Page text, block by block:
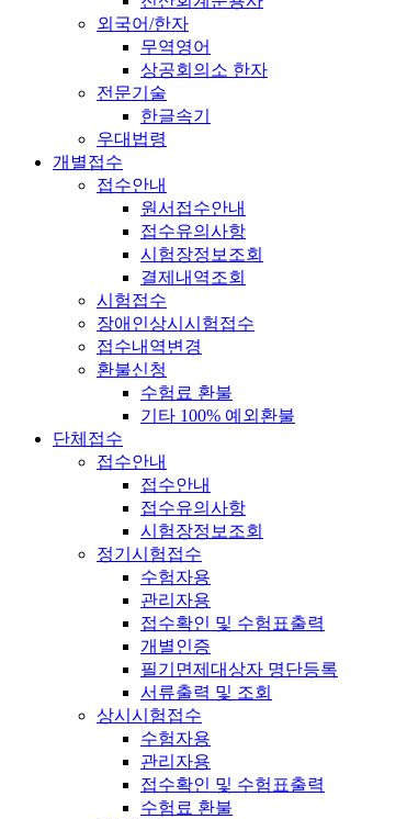
외국어/한자
무역영어
상공회의소 한자
전문기술
한글속기
우대법령
개별접수
접수안내
원서접수안내
접수유의사항
시험장정보조회
결제내역조회
시험접수
장애인상시시험접수
접수내역변경
환불신청
수험료 환불
기타 100% 예외환불
단체접수
접수안내
접수안내
접수유의사항
시험장정보조회
정기시험접수
수험자용
관리자용
접수확인 및 수험표출력
개별인증
필기면제대상자 명단등록
서류출력 및 조회
상시시험접수
수험자용
관리자용
접수확인 및 수험표출력
수험료 환불